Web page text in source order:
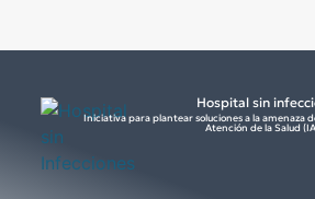
Hospital sin
Iniciativa para plantear soluciones a la amenaza
Atención de la Salud